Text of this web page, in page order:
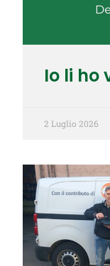
Io li ho
2 Luglio 2026